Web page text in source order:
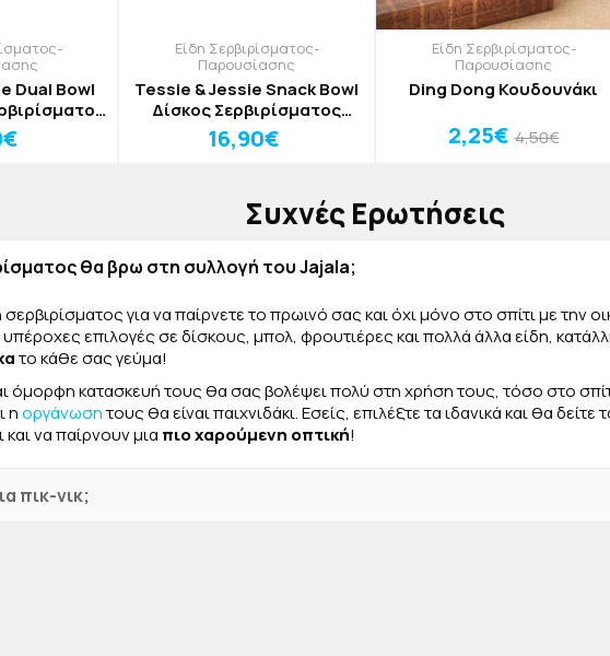
Dual Bowl
Είδη Σερβιρίσματος-
Παρουσίασης
Tessie & Jessie Snack Bowl
Δίσκος Σερβιρίσματος
Ξηρών Καρπών
16,90€
Είδη Σερβιρίσματος-
Παρουσίασης
Ding Dong Κουδουνάκι
2,25€ 4,50€
Συχνές Ερωτήσεις
θα βρω στη συλλογή του Jajala;
για να παίρνετε το πρωινό σας και όχι μόνο στο σπίτι με την
υπέροχες επιλογές σε δίσκους, μπολ, φρουτιέρες και πολλά άλλα είδη,
το κάθε σας γεύμα!
όμορφη κατασκευή τους θα σας βολέψει πολύ στη χρήση τους, τόσο στο
ηοργάνωσητους θα είναι παιχνιδάκι. Εσείς, επιλέξτε τα ιδανικά και θα
να παίρνουν μια πιο χαρούμενη οπτική!
πικ-νικ;